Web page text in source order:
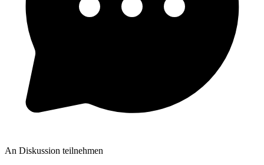
An Diskussion teilnehmen